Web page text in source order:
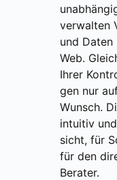
ver­wal­ten
und Daten
Web.
Ihrer
gen nur
Wunsch.
intui­tiv
sicht, für
für den
Bera­ter.